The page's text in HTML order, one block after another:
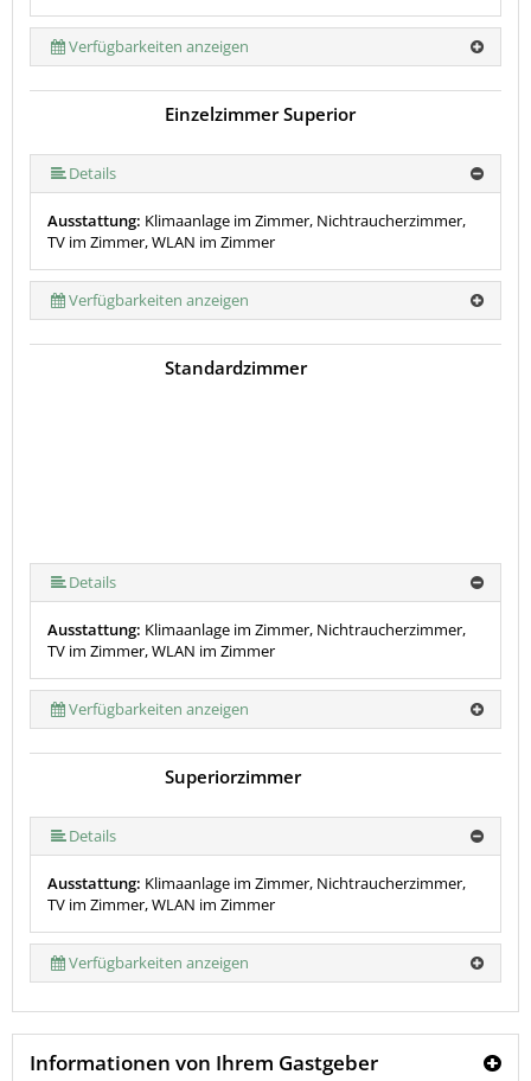
Verfügbarkeiten anzeigen
Einzelzimmer Superior
Details
Ausstattung: Klimaanlage im Zimmer, Nichtraucherzimmer,
TV im Zimmer, WLAN im Zimmer
Verfügbarkeiten anzeigen
Standardzimmer
Details
Ausstattung: Klimaanlage im Zimmer, Nichtraucherzimmer,
TV im Zimmer, WLAN im Zimmer
Verfügbarkeiten anzeigen
Superiorzimmer
Details
Ausstattung: Klimaanlage im Zimmer, Nichtraucherzimmer,
TV im Zimmer, WLAN im Zimmer
Verfügbarkeiten anzeigen
Informationen von Ihrem Gastgeber